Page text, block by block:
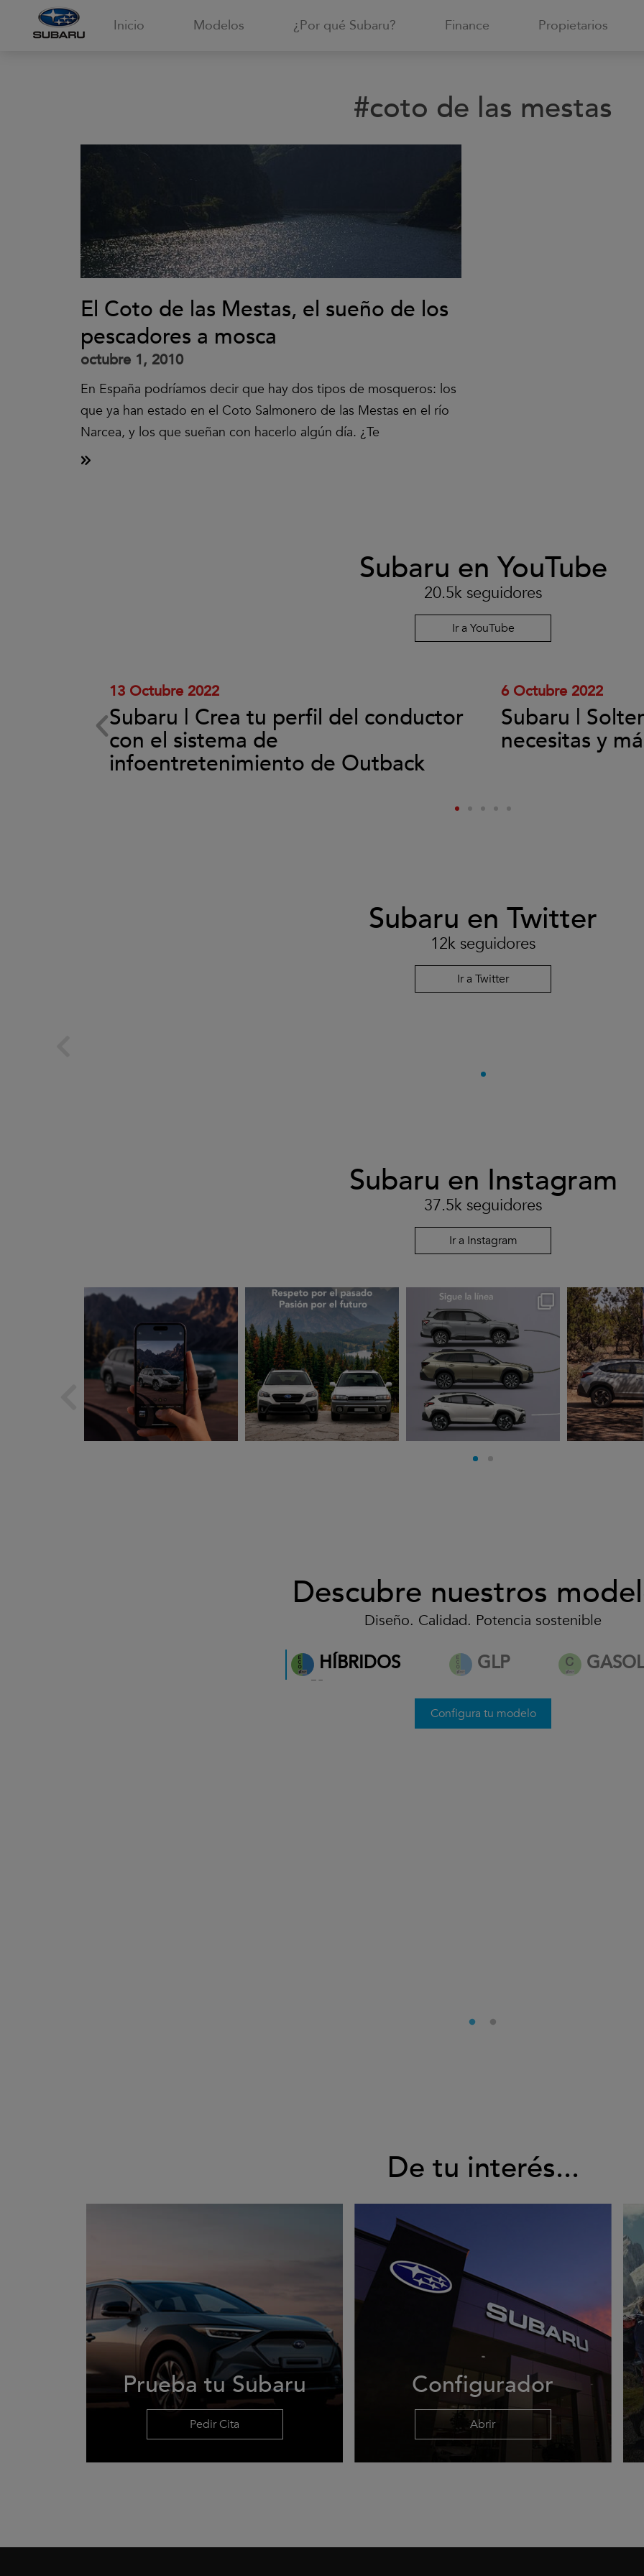
Inicio Modelos ¿Por qué Subaru? Finance Propietarios
#coto de las mestas
El Coto de las Mestas, el sueño de los
pescadores a mosca
octubre 1, 2010
En España podríamos decir que hay dos tipos de mosqueros: los
que ya han estado en el Coto Salmonero de las Mestas en el río
Narcea, y los que sueñan con hacerlo algún día. ¿Te
Subaru en YouTube
20.5k seguidores
Ir a YouTube
13 Octubre 2022
Subaru | Crea tu perfil del conductor
con el sistema de
infoentretenimiento de Outback
Clic
para
aceptar
las
cookies
y
reproducir
6 Octubre 2022
Subaru |
necesitas y
Subaru en Twitter
12k seguidores
Ir a Twitter
Subaru en Instagram
37.5k seguidores
Ir a Instagram
subarues
Ago 5
subarues
Ago 3
subarues
Descubre nuestros
Diseño. Calidad. Potencia sostenible
HÍBRIDOS GLP
desde 32.500€*
Ver condiciones
Configura tu modelo
De tu interés...
Prueba tu Subaru
Pedir Cita
Configurador
Abrir